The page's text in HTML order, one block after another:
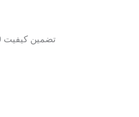
تضمین کیفیت 150 POWER